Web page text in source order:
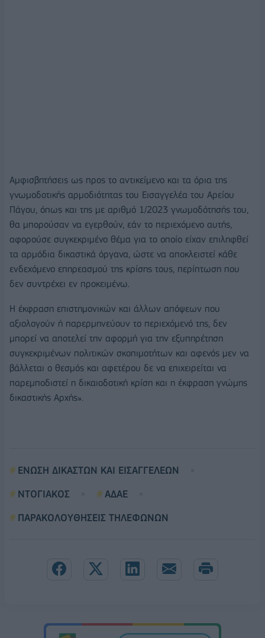
Αμφισβητήσεις ως προς το αντικείμενο και τα όρια της
γνωμοδοτικής αρμοδιότητας του Εισαγγελέα του Αρείου
Πάγου, όπως και της με αριθμό 1/2023 γνωμοδότησής του,
θα μπορούσαν να εγερθούν, εάν το περιεχόμενο αυτής,
αφορούσε συγκεκριμένο θέμα για το οποίο είχαν επιληφθεί
τα αρμόδια δικαστικά όργανα, ώστε να αποκλειστεί κάθε
ενδεχόμενο επηρεασμού της κρίσης τους, περίπτωση που
δεν συντρέχει εν προκειμένω.
Η έκφραση επιστημονικών και άλλων απόψεων που
αξιολογούν ή παρερμηνεύουν το περιεχόμενό της, δεν
μπορεί να αποτελεί την αφορμή για την εξυπηρέτηση
συγκεκριμένων πολιτικών σκοπιμοτήτων και αφενός μεν να
βάλλεται ο θεσμός και αφετέρου δε να επιχειρείται να
παρεμποδιστεί η δικαιοδοτική κρίση και η έκφραση γνώμης
δικαστικής Αρχής».
ΕΝΩΣΗ ΔΙΚΑΣΤΩΝ ΚΑΙ ΕΙΣΑΓΓΕΛΕΩΝ
ΝΤΟΓΙΑΚΟΣ
ΑΔΑΕ
ΠΑΡΑΚΟΛΟΥΘΗΣΕΙΣ ΤΗΛΕΦΩΝΩΝ